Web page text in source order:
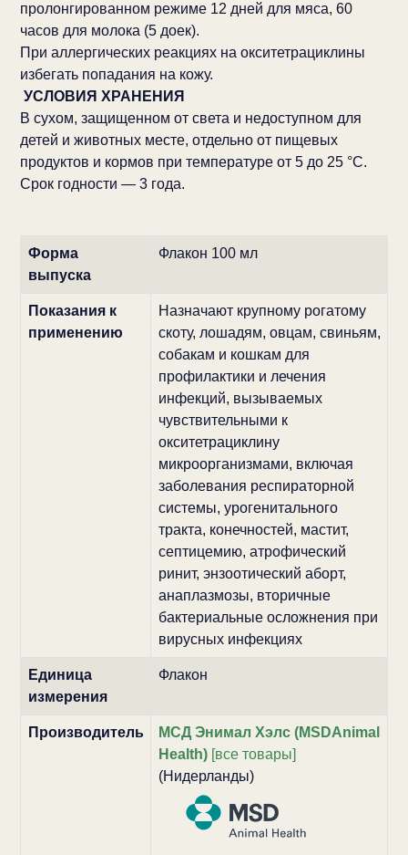
пролонгированном режиме 12 дней для мяса, 60
часов для молока (5 доек).
При аллергических реакциях на окситетрациклины
избегать попадания на кожу.
УСЛОВИЯ ХРАНЕНИЯ
В сухом, защищенном от света и недоступном для
детей и животных месте, отдельно от пищевых
продуктов и кормов при температуре от 5 до 25 °С.
Срок годности — 3 года.
Форма
выпуска
Флакон 100 мл
Показания к
применению
Назначают крупному рогатому
скоту, лошадям, овцам, свиньям,
собакам и кошкам для
профилактики и лечения
инфекций, вызываемых
чувствительными к
окситетрациклину
микроорганизмами, включая
заболевания респираторной
системы, урогенитального
тракта, конечностей, мастит,
септицемию, атрофический
ринит, энзоотический аборт,
анаплазмозы, вторичные
бактериальные осложнения при
вирусных инфекциях
Единица
измерения
Флакон
Производитель
МСД Энимал Хэлс (MSDAnimal
Health)[все товары]
(Нидерланды)